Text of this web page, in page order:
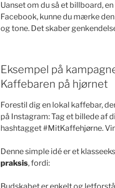
Uanset om du så et billboard,
Facebook, kunne du mærke
og tone. Det skaber
Eksempel på
Kaffebaren på hjørnet
Forestil dig en lokal kaffebar,
på Instagram: Tag et billede af
hashtagget #MitKaffehjørne.
Denne simple idé er et
praksis, fordi:
Budskabet er enkelt og